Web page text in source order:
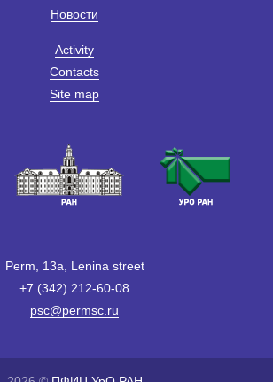
Новости
Activity
Contacts
Site map
Perm, 13a, Lenina street
+7 (342) 212-60-08
psc@permsc.ru